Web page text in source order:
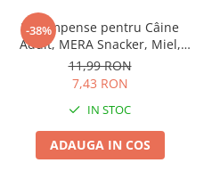
Acvarii
Accesorii Acvarii
Hrană Pești
Hrană Broaște Țestoase
Întreținere Acvariu
Tratament Apă
-38%
Recompense pentru Câine
Adult, MERA Snacker, Miel,
200g
11,99 RON
7,43 RON
IN STOC
ADAUGA IN COS